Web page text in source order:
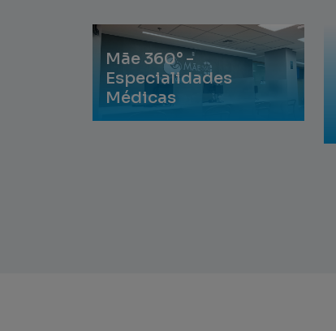
Mãe 360° -
Especialidades
Médicas